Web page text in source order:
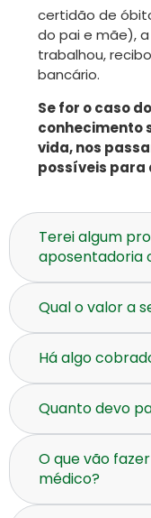
certidão de
do pai e mãe),
trabalhou,
bancário.
Se for o caso
conhecimento
vida, nos
possíveis para
Terei algum
aposentadoria
Qual o valor a
Há algo
Quanto devo
O que vão
médico?